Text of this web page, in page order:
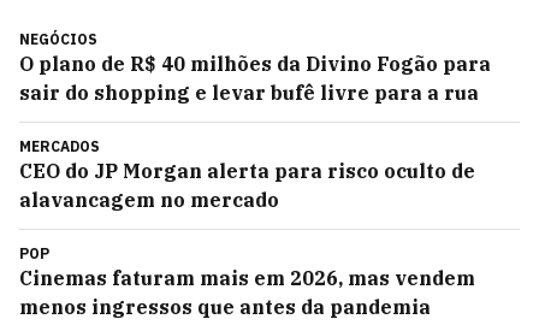
NEGÓCIOS
O plano de R$ 40 milhões da Divino Fogão para
sair do shopping e levar bufê livre para a rua
MERCADOS
CEO do JP Morgan alerta para risco oculto de
alavancagem no mercado
POP
Cinemas faturam mais em 2026, mas vendem
menos ingressos que antes da pandemia